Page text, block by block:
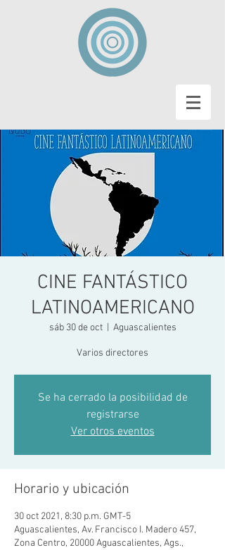
CINE FANTÁSTICO
LATINOAMERICANO
sáb 30 de oct
  |
Aguascalientes
Varios directores
Se ha cerrado la posibilidad de
registrarse
Ver otros eventos
Horario y ubicación
30 oct 2021, 8:30 p.m. GMT-5
Aguascalientes, Av. Francisco I. Madero 457,
Zona Centro, 20000 Aguascalientes, Ags.,